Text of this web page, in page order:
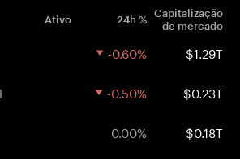
Ativo 24h % Capitalização
de mercado
-0.60% $1.29T
-0.50% $0.23T
0.00% $0.18T